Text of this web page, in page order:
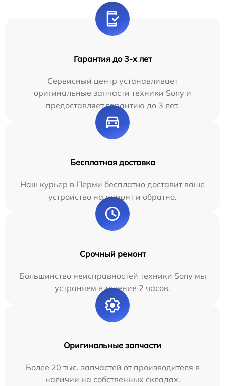
Гарантия до 3-х лет
Сервисный центр устанавливает
оригинальные запчасти техники Sony и
предоставляет гарантию до 3 лет.
Бесплатная доставка
Наш курьер в Перми бесплатно доставит ваше
устройство на ремонт и обратно.
Срочный ремонт
Большинство неисправностей техники Sony мы
устраняем в течение 2 часов.
Оригинальные запчасти
Более 20 тыс. запчастей от производителя в
наличии на собственных складах.